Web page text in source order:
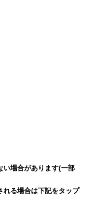
い場合があります(一部
れる場合は下記をタップ